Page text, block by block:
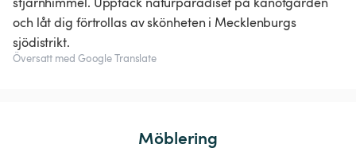
och låt dig förtrollas av skönheten i Mecklenburgs
sjödistrikt.
Översatt med Google Translate
Möblering